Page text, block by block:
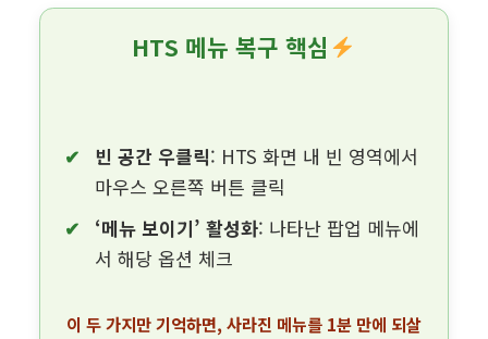
HTS 메뉴 복구 핵심
빈 공간 우클릭: HTS 화면 내 빈 영역에서
마우스 오른쪽 버튼 클릭
‘메뉴 보이기’ 활성화: 나타난 팝업 메뉴에
서 해당 옵션 체크
이 두 가지만 기억하면, 사라진 메뉴를 1분 만에 되살